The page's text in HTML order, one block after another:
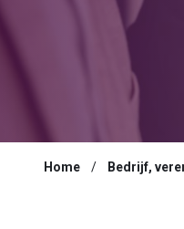
Home Bedrijf,